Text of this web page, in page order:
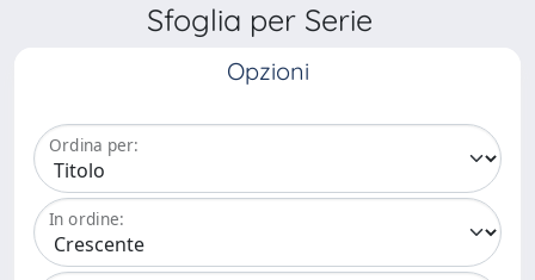
Sfoglia per Serie
Opzioni
Ordina per:
In ordine: